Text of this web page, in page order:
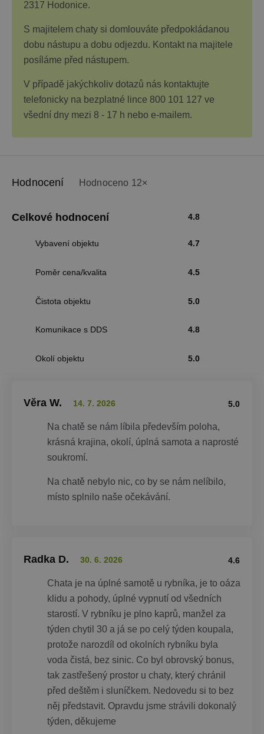
2317 Hodonice.
S majitelem chaty si domlouváte předpokládanou
dobu nástupu a dobu odjezdu. Kontakt na majitele
posíláme před nástupem.
V případě jakýchkoliv dotazů nás kontaktujte
telefonicky na bezplatné lince 800 101 127 ve
všední dny mezi 8 - 17 h nebo e-mailem.
Hodnocení Hodnoceno 12×
Celkové hodnocení 4.8
Vybavení objektu 4.7
Poměr cena/kvalita 4.5
Čistota objektu 5.0
Komunikace s DDS 4.8
Okolí objektu 5.0
5.0
Věra W. 14. 7. 2026
Na chatě se nám líbila především poloha,
krásná krajina, okolí, úplná samota a naprosté
soukromí.
Na chatě nebylo nic, co by se nám nelíbilo,
místo splnilo naše očekávání.
4.6
Radka D. 30. 6. 2026
Chata je na úplné samotě u rybníka, je to oáza
klidu a pohody, úplné vypnutí od všedních
starostí. V rybníku je plno kaprů, manžel za
týden chytil 30 a já se po celý týden koupala,
protože narozdíl od okolních rybníku byla
voda čistá, bez sinic. Co byl obrovský bonus,
tak zastřešený prostor u chaty, který chránil
před deštěm i sluníčkem. Nedovedu si to bez
něj představit. Opravdu jsme strávili dokonalý
týden, děkujeme